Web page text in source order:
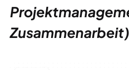
Zusammenarbeit)